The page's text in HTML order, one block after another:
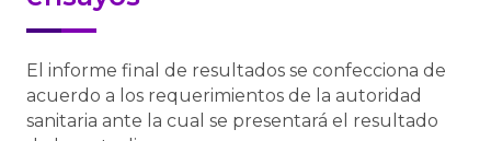
El informe final de resultados se confecciona de
acuerdo a los requerimientos de la autoridad
sanitaria ante la cual se presentará el resultado